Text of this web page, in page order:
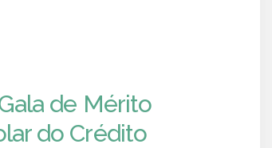
de Mérito
do Crédito